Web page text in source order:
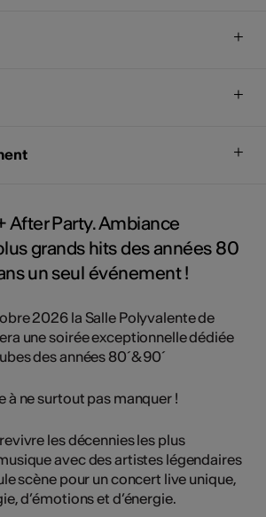
After Party. Ambiance
grands hits des années 80
un seul événement !
2026 la Salle Polyvalente de
une soirée exceptionnelle dédiée
des années 80´& 90´
à ne surtout pas manquer !
les décennies les plus
avec des artistes légendaires
scène pour un concert live unique,
d’émotions et d’énergie.